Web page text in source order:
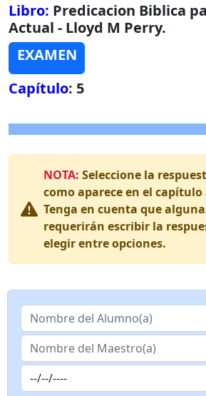
Libro: Predicacion Biblica
Actual - Lloyd M Perry.
EXAMEN
Capítulo: 5
NOTA: Seleccione la
como aparece en el capítulo
Tenga en cuenta que
requerirán escribir la
elegir entre opciones.